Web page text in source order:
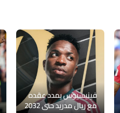
فينيسيوس يمدد عقده
مع ريال مدريد حتى 2032